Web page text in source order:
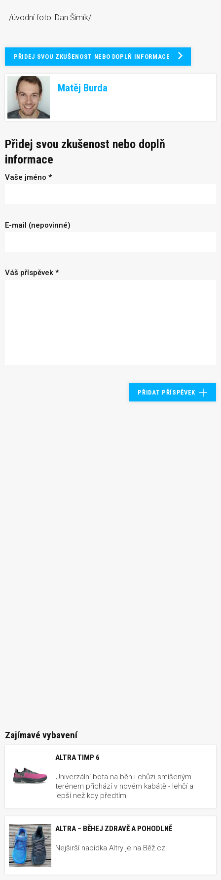
/úvodní foto: Dan Šimík/
PŘIDEJ SVOU ZKUŠENOST NEBO DOPLŇ INFORMACE
Matěj Burda
Přidej svou zkušenost nebo doplň
informace
Vaše jméno *
E-mail (nepovinné)
Váš příspěvek *
PŘIDAT PŘÍSPĚVEK
Zajímavé vybavení
ALTRA TIMP 6
Univerzální bota na běh i chůzi smíšeným
terénem přichází v novém kabátě - lehčí a
lepší než kdy předtím
ALTRA – BĚHEJ ZDRAVĚ A POHODLNĚ
Nejširší nabídka Altry je na Běž.cz